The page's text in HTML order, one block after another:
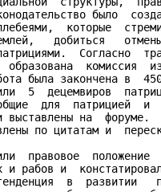
было
которые
добиться
Согласно
комиссия
была закончена в
5  децемвиров
для  патрицией  и
выставлены на
по цитатам и
правовое  положение
и рабов и
в  развитии